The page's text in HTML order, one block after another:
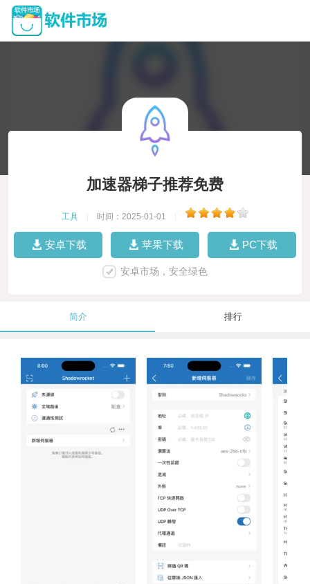
加速器梯子推荐免费
工具 时间：2025-01-01
安卓下载 苹果下载 PC下载
安卓市场，安全绿色
简介 排行